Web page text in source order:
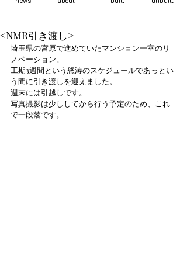
<NMR引き渡し>
埼玉県の宮原で進めていたマンション一室のリ
ノベーション。
工期3週間という怒涛のスケジュールであっとい
う間に引き渡しを迎えました。
週末には引越しです。
写真撮影は少ししてから行う予定のため、これ
で一段落です。